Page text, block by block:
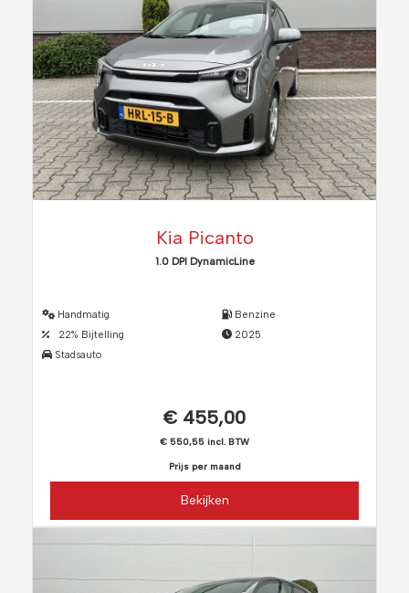
Kia Picanto
1.0 DPI DynamicLine
Handmatig
22% Bijtelling
Stadsauto
Benzine
2025
€ 455,00
€ 550,55 incl. BTW
Prijs per maand
Bekijken